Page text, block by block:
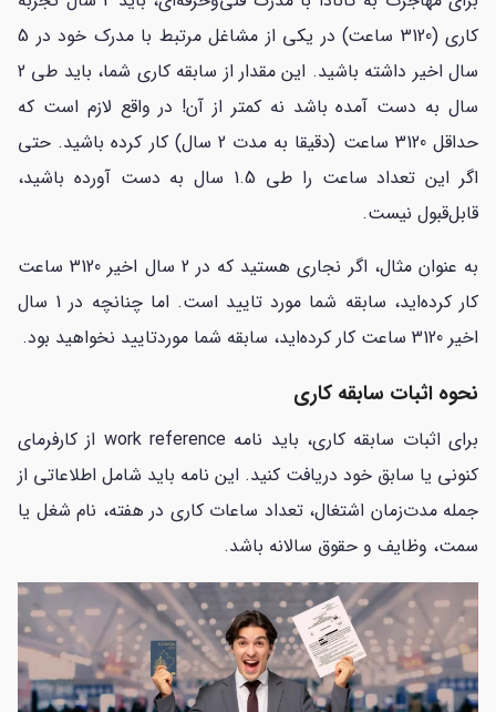
کاری (3120 ساعت) در یکی از مشاغل مرتبط با مدرک خود در 5
سال اخیر داشته باشید. این مقدار از سابقه کاری شما، باید طی 2
سال به دست آمده باشد نه کمتر از آن! در واقع لازم است که
حداقل 3120 ساعت (دقیقا به مدت 2 سال) کار کرده باشید. حتی
اگر این تعداد ساعت را طی 1.5 سال به دست آورده باشید،
قابل‌قبول نیست.
به عنوان مثال، اگر نجاری هستید که در 2 سال اخیر 3120 ساعت
کار کرده‌اید، سابقه شما مورد تایید است. اما چنانچه در 1 سال
اخیر 3120 ساعت کار کرده‌اید، سابقه شما موردتایید نخواهید بود.
نحوه اثبات سابقه کاری
برای اثبات سابقه کاری، باید نامه work reference از کارفرمای
کنونی یا سابق خود دریافت کنید. این نامه باید شامل اطلاعاتی از
جمله مدت‌زمان اشتغال، تعداد ساعات کاری در هفته، نام شغل یا
سمت، وظایف و حقوق سالانه باشد.